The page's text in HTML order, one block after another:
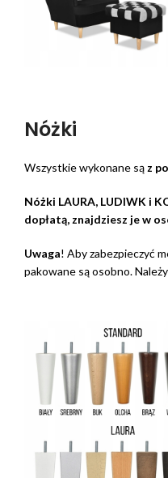
Nóżki
Wszystkie wykonane są z
Nóżki LAURA, LUDIWK i
dopłatą, znajdziesz je w
Uwaga! Aby zabezpieczyć
pakowane są osobno.